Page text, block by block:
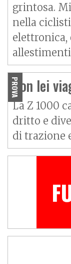
grintosa.
nella
elettronica,
PROVA
Con lei
La Z 1000
dritto e
di trazione